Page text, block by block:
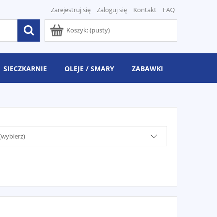
Zarejestruj się Zaloguj się Kontakt FAQ
Koszyk:(pusty)
SIECZKARNIE OLEJE / SMARY ZABAWKI